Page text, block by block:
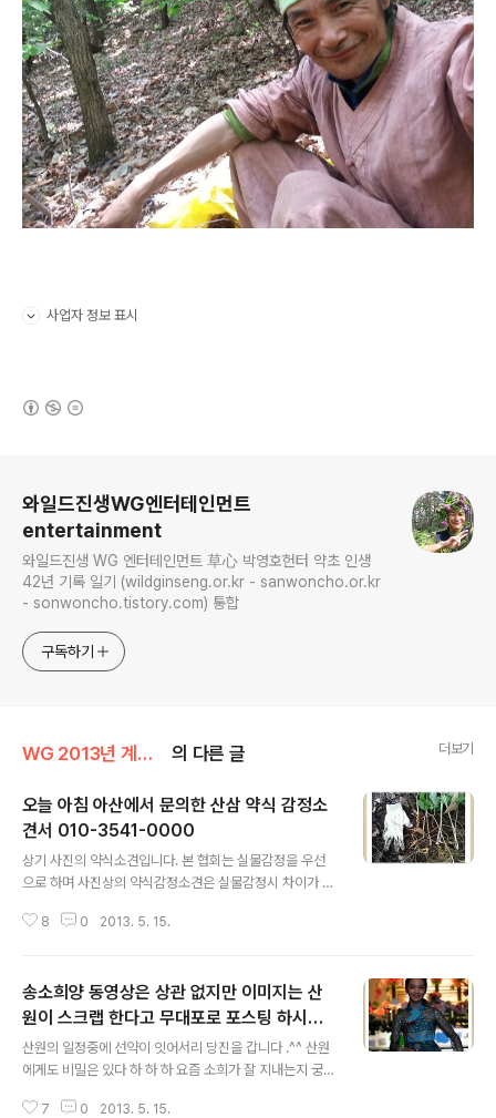
사업자 정보 표시
와일드진생WG엔터테인먼트
entertainment
와일드진생 WG 엔터테인먼트 草心 박영호헌터 약초 인생
42년 기록 일기 (wildginseng.or.kr - sanwoncho.or.kr
- sonwoncho.tistory.com) 통합
구독하기
WG 2013년 계사년 기록 의 다른 글 더보기
오늘 아침 아산에서 문의한 산삼 약식 감정소
견서 010-3541-0000
상기 사진의 약식소견입니다. 본 협회는 실물감정을 우선
으로 하며 사진상의 약식감정소견은 실물감정시 차이가 날
산삼의 방울삼 계열의 산삼이며, 일단 미정리가 된 점으로
다,또한 노두 부분으로 보아 지종산삼의 형태를 띠고 있고,
노두꺽기 즉 잠을 잔 흔적이 사진 상으로 보아 6개 정두 됩
니다 하여 노두꺽기 1번은 최소 3년정두 되니 18년 이상이
나오며, 노두의 눌림 이나 아래의 자삼을 추정 할시 최소한
정시 년수가 더 올라 갈수 잇음을 미리 알려 드립니다, 축하
8 0 2013. 5. 15.
송소희양 동영상은 상관 없지만 이미지는 산
원이 스크랩 한다고 무대포로 포스팅 하시면
아니 되옵나이다.
산원의 일정중에 선약이 잇어서리 당진을 갑니다 .^^ 산원
에게도 비밀은 있다 하 하 하 요즘 소희가 잘 지내는지 궁굼
7 0 2013. 5. 15.